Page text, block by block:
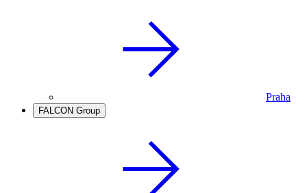
Praha
FALCON Group